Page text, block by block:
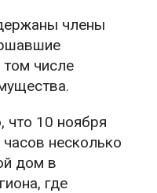
члены
том числе
что 10 ноября
несколько
дом в
где